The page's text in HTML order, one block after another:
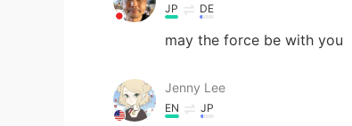
JP DE
may the force be with you
Jenny Lee
EN JP